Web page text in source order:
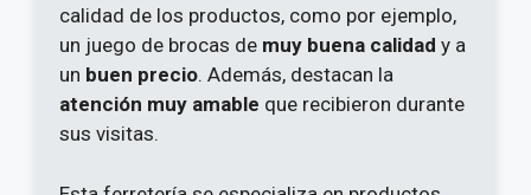
calidad de los productos, como por ejemplo,
un juego de brocas de muy buena calidad y a
un buen precio. Además, destacan la
atención muy amable que recibieron durante
sus visitas.